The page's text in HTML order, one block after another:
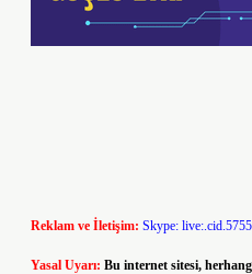
Reklam ve İletişim: Skype:
Yasal Uyarı: Bu internet sitesi,